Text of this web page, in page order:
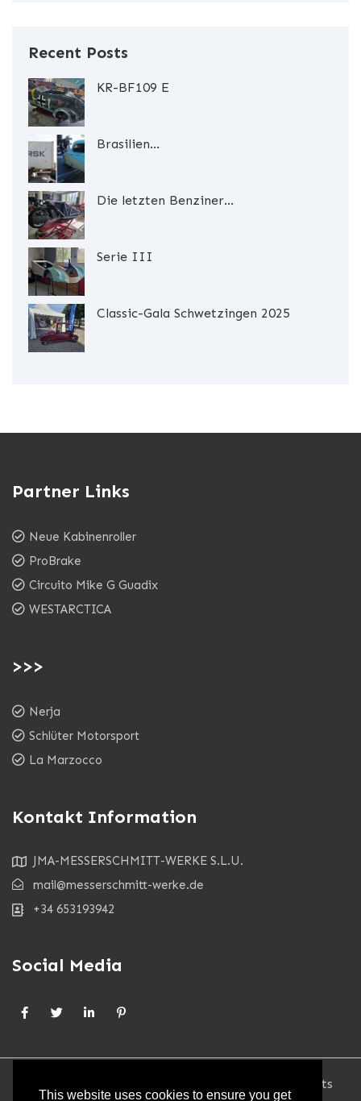
This website uses cookies to ensure you get
Recent Posts
KR-BF109 E
Brasilien...
Die letzten Benziner...
Serie III
Classic-Gala Schwetzingen 2025
Partner Links
Neue Kabinenroller
ProBrake
Circuito Mike G Guadix
WESTARCTICA
>>>
Nerja
Schlüter Motorsport
La Marzocco
Kontakt Information
JMA-MESSERSCHMITT-WERKE S.L.U.
mail@messerschmitt-werke.de
+34 653193942
Social Media
••• © 2026 - MESSERSCHMITT-WERKE.DE - All rights